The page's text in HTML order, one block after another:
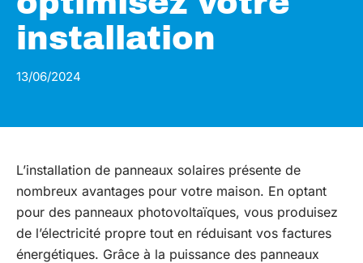
installation
13/06/2024
L’installation de panneaux solaires présente de
nombreux avantages pour votre maison. En optant
pour des panneaux photovoltaïques, vous produisez
de l’électricité propre tout en réduisant vos factures
énergétiques. Grâce à la puissance des panneaux